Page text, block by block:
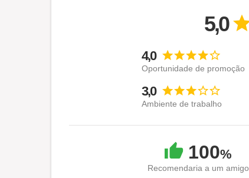
5,0
4,0
Oportunidade de promoção
3,0
Ambiente de trabalho
100%
Recomendaria a um amigo